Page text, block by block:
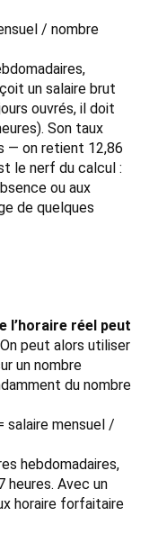
/ nombre
un salaire brut
ouvrés, il doit
Son taux
— on retient 12,86
le nerf du calcul :
ou aux
de quelques
l’horaire réel peut
peut alors utiliser
un nombre
du nombre
salaire mensuel /
hebdomadaires,
heures. Avec un
horaire forfaitaire